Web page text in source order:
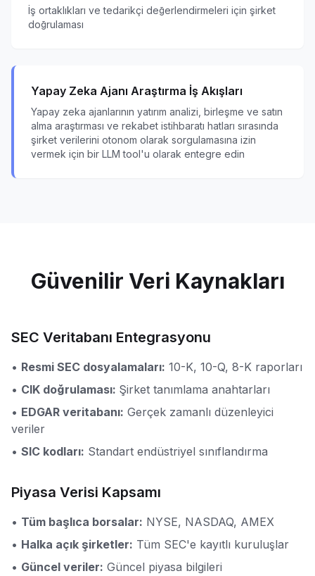
İş ortaklıkları ve tedarikçi değerlendirmeleri için şirket
doğrulaması
Yapay Zeka Ajanı Araştırma İş Akışları
Yapay zeka ajanlarının yatırım analizi, birleşme ve satın
alma araştırması ve rekabet istihbaratı hatları sırasında
şirket verilerini otonom olarak sorgulamasına izin
vermek için bir LLM tool'u olarak entegre edin
Güvenilir Veri Kaynakları
SEC Veritabanı Entegrasyonu
• Resmi SEC dosyalamaları: 10-K, 10-Q, 8-K raporları
• CIK doğrulaması: Şirket tanımlama anahtarları
• EDGAR veritabanı: Gerçek zamanlı düzenleyici
veriler
• SIC kodları: Standart endüstriyel sınıflandırma
Piyasa Verisi Kapsamı
• Tüm başlıca borsalar: NYSE, NASDAQ, AMEX
• Halka açık şirketler: Tüm SEC'e kayıtlı kuruluşlar
• Güncel veriler: Güncel piyasa bilgileri